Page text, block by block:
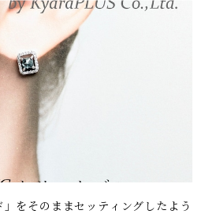
」をそのままセッティングしたよう